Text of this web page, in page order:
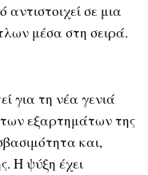
σε μια
μέσα στη σειρά.
για τη νέα γενιά
εξαρτημάτων της
και,
Η ψύξη έχει